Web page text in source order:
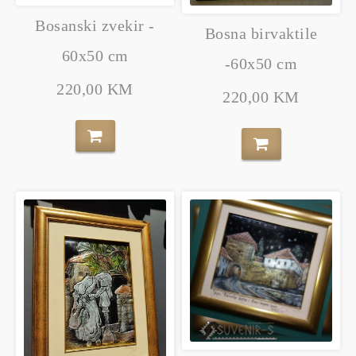
Bosanski zvekir -
60x50 cm
220,00 KM
Bosna birvaktile
-60x50 cm
220,00 KM